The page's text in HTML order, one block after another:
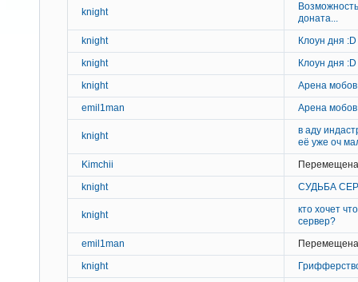
knight
доната...
knight
Клоун дня :D
knight
Клоун дня :D
knight
Арена
emil1man
Арена
knight
в аду
её уже оч
Kimchii
knight
СУДЬБА
knight
кто хочет
сервер?
emil1man
knight